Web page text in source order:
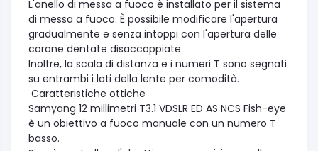
L'anello di messa a fuoco è installato per il sistema
di messa a fuoco. È possibile modificare l'apertura
gradualmente e senza intoppi con l'apertura delle
corone dentate disaccoppiate.
Inoltre, la scala di distanza e i numeri T sono segnati
su entrambi i lati della lente per comodità.
Caratteristiche ottiche
Samyang 12 millimetri T3.1 VDSLR ED AS NCS Fish-eye
è un obiettivo a fuoco manuale con un numero T
basso.